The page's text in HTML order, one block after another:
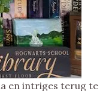
en intriges terug te